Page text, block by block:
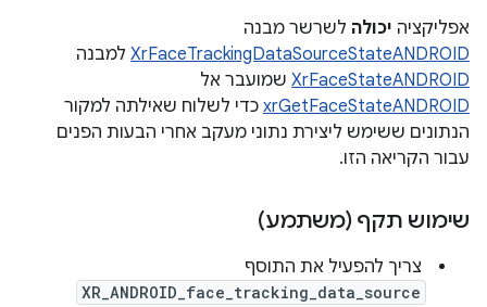
אפליקציה יכולה לשרשר מבנה
XrFaceTrackingDataSourceStateANDROID למבנה
XrFaceStateANDROID שמועבר אל
xrGetFaceStateANDROID כדי לשלוח שאילתה למקור
הנתונים ששימש ליצירת נתוני מעקב אחרי הבעות הפנים
עבור הקריאה הזו.
שימוש תקף (משתמע)
צריך להפעיל את התוסף
XR_ANDROID_face_tracking_data_source